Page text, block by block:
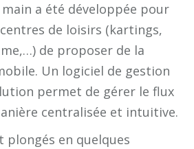
main a été développée pour
de loisirs (kartings,
de proposer de la
Un logiciel de gestion
permet de gérer le flux
centralisée et intuitive.
plongés en quelques